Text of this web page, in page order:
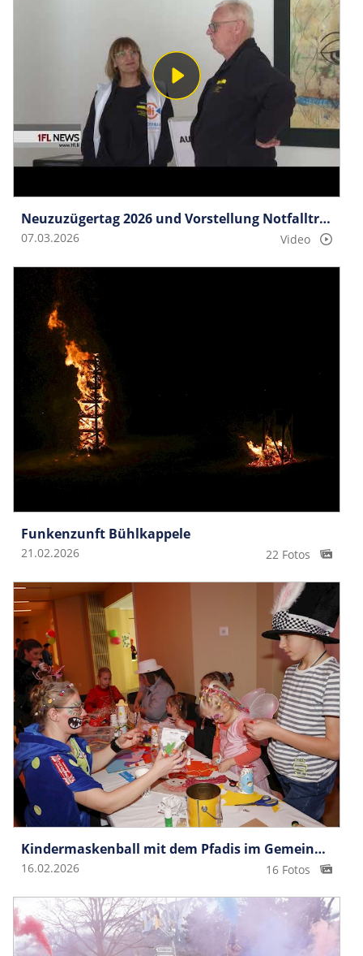
Neuzuzügertag 2026 und Vorstellung Notfalltreffpunkt
07.03.2026 Video
Funkenzunft Bühlkappele
21.02.2026 22 Fotos
Kindermaskenball mit dem Pfadis im Gemeindesaal
16.02.2026 16 Fotos